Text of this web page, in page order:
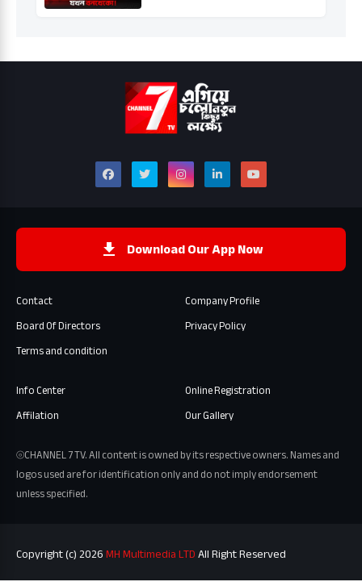
Download Our App Now
Contact
Company Profile
Board Of Directors
Privacy Policy
Terms and condition
Info Center
Online Registration
Affilation
Our Gallery
⦾CHANNEL 7 TV. All content is owned by its respective owners. Names and
logos used are for identification only and do not imply endorsement
unless specified.
Copyright (c) 2026MH Multimedia LTDAll Right Reserved